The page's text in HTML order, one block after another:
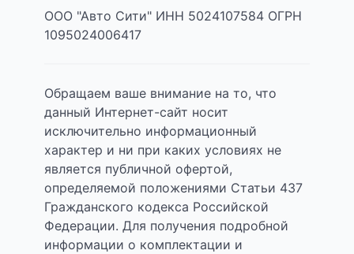
ООО "Авто Сити" ИНН 5024107584 ОГРН
1095024006417
Обращаем ваше внимание на то, что
данный Интернет-сайт носит
исключительно информационный
характер и ни при каких условиях не
является публичной офертой,
определяемой положениями Статьи 437
Гражданского кодекса Российской
Федерации. Для получения подробной
информации о комплектации и